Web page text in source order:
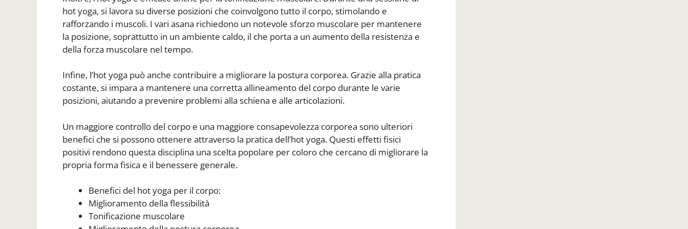
hot yoga, si lavora su diverse posizioni che coinvolgono tutto il corpo, stimolando e
rafforzando i muscoli. I vari asana richiedono un notevole sforzo muscolare per mantenere
la posizione, soprattutto in un ambiente caldo, il che porta a un aumento della resistenza e
della forza muscolare nel tempo.
Infine, l’hot yoga può anche contribuire a migliorare la postura corporea. Grazie alla pratica
costante, si impara a mantenere una corretta allineamento del corpo durante le varie
posizioni, aiutando a prevenire problemi alla schiena e alle articolazioni.
Un maggiore controllo del corpo e una maggiore consapevolezza corporea sono ulteriori
benefici che si possono ottenere attraverso la pratica dell’hot yoga. Questi effetti fisici
positivi rendono questa disciplina una scelta popolare per coloro che cercano di migliorare la
propria forma fisica e il benessere generale.
Benefici del hot yoga per il corpo:
Miglioramento della flessibilità
Tonificazione muscolare